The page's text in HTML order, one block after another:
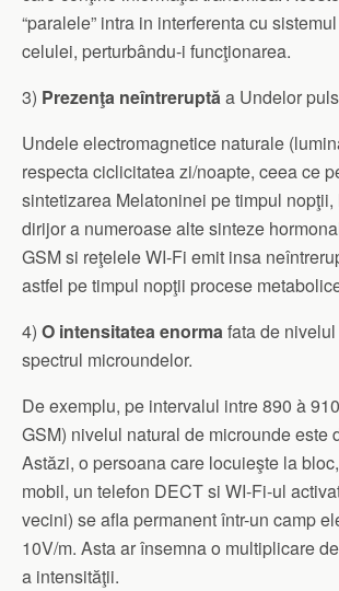
“paralele” intra in interferenta cu
celulei, perturbându-i funcţionarea.
3) Prezenţa neîntreruptăa Undelor
Undele electromagnetice naturale
respecta ciclicitatea zi/noapte, ceea ce
sintetizarea Melatoninei pe timpul nopţii,
dirijor a numeroase alte sinteze
GSM si reţelele WI-Fi emit insa
astfel pe timpul nopţii procese
4) O intensitatea enormafata de
spectrul microundelor.
De exemplu, pe intervalul intre 890 à
GSM) nivelul natural de microunde este
Astăzi, o persoana care locuieşte la
mobil, un telefon DECT si WI-Fi-ul
vecini) se afla permanent într-un camp
10V/m. Asta ar însemna o multiplicare
a intensităţii.